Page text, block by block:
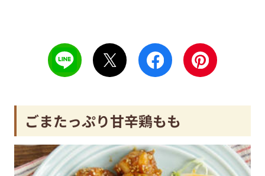
ごまたっぷり甘辛鶏もも